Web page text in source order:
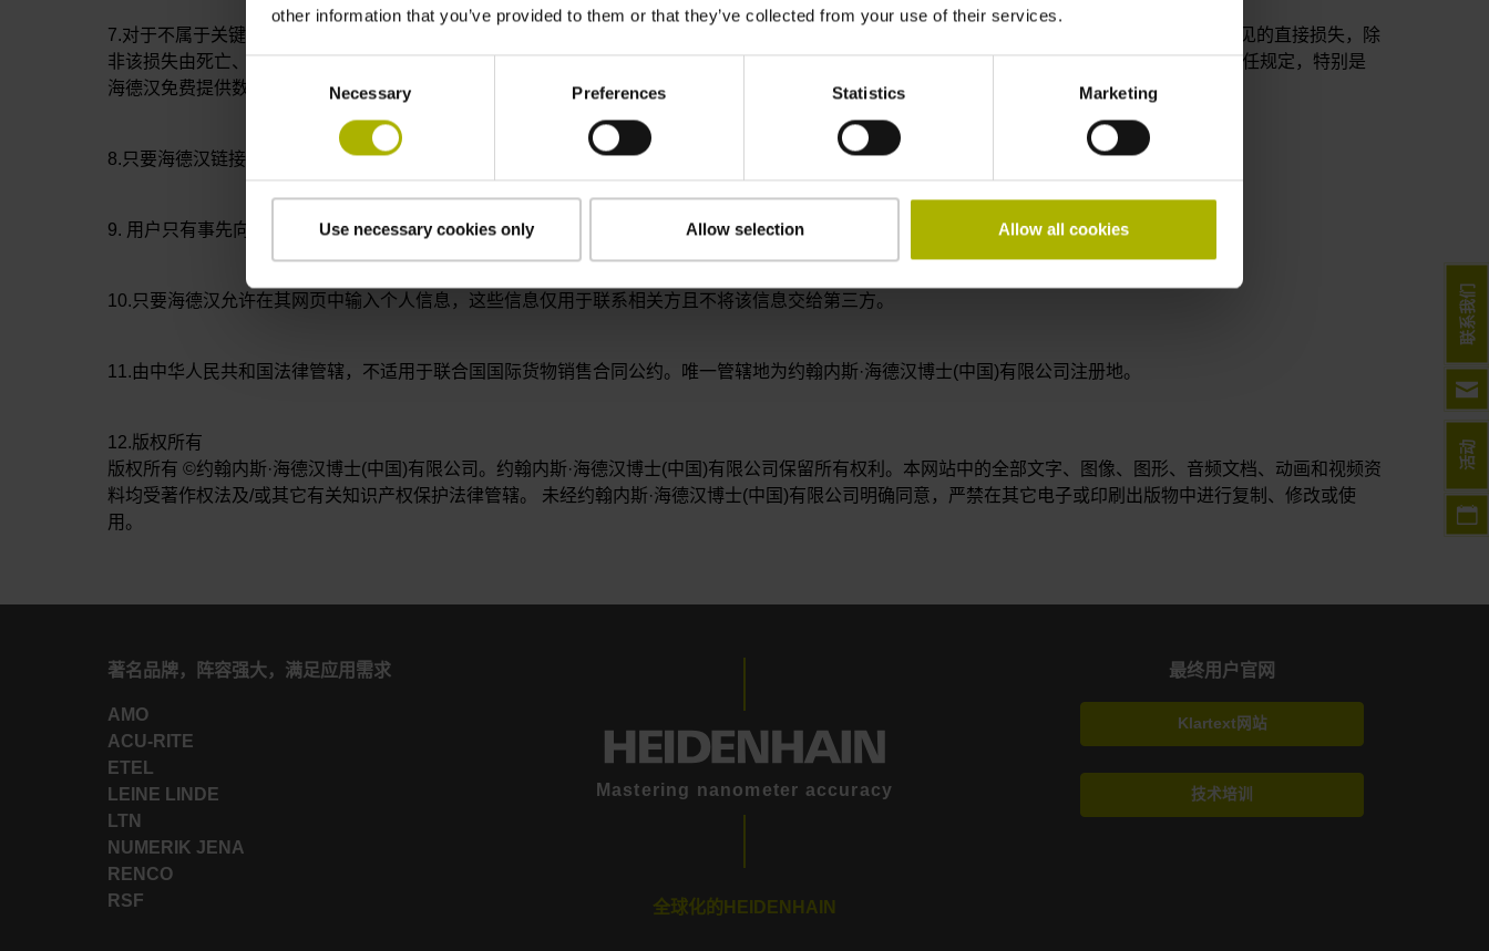
other information that you’ve provided to them or that they’ve collected from your use of their services.
Selection
Necessary Preferences Statistics Marketing
Use necessary cookies only Allow selection Allow all cookies
7.对于不属于关键合同责任的轻微未尽职，海德汉概不承担任何责任。对于关键合同责任轻微疏忽的未尽职，海德汉的责任仅限于合同缔结时可预见的直接损失，除
非该损失由死亡、身体伤害或疾病所导致。关键合同责任是指履行该合同责任才能完整和正常履行合同且合同方正常依赖于此履行。此外，法定责任规定，特别是
海德汉免费提供数据的责任豁免（借用/礼品）保持不受影响。
8.只要海德汉链接了第三方网站的网页，海德汉不要求拥有所链接网页内容的所有权。
9. 用户只有事先向海德汉申请并在收到访问许可数据的情况下，才有权访问海德汉网页的部分内容。
10.只要海德汉允许在其网页中输入个人信息，这些信息仅用于联系相关方且不将该信息交给第三方。
11.由中华人民共和国法律管辖，不适用于联合国国际货物销售合同公约。唯一管辖地为约翰内斯·海德汉博士(中国)有限公司注册地。
12.版权所有
版权所有 ©约翰内斯·海德汉博士(中国)有限公司。约翰内斯·海德汉博士(中国)有限公司保留所有权利。本网站中的全部文字、图像、图形、音频文档、动画和视频资
料均受著作权法及/或其它有关知识产权保护法律管辖。 未经约翰内斯·海德汉博士(中国)有限公司明确同意，严禁在其它电子或印刷出版物中进行复制、修改或使
用。
著名品牌，阵容强大，满足应用需求
AMO
ACU-RITE
ETEL
LEINE LINDE
LTN
NUMERIK JENA
RENCO
RSF
Mastering nanometer accuracy
全球化的HEIDENHAIN
最终用户官网
Klartext网站
技术培训
活动
联系我们